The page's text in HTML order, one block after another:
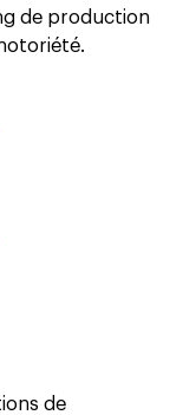
de production
de